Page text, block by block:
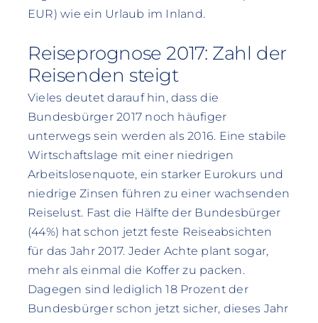
EUR) wie ein Urlaub im Inland.
Reiseprognose 2017: Zahl der
Reisenden steigt
Vieles deutet darauf hin, dass die
Bundesbürger 2017 noch häufiger
unterwegs sein werden als 2016. Eine stabile
Wirtschaftslage mit einer niedrigen
Arbeitslosenquote, ein starker Eurokurs und
niedrige Zinsen führen zu einer wachsenden
Reiselust. Fast die Hälfte der Bundesbürger
(44%) hat schon jetzt feste Reiseabsichten
für das Jahr 2017. Jeder Achte plant sogar,
mehr als einmal die Koffer zu packen.
Dagegen sind lediglich 18 Prozent der
Bundesbürger schon jetzt sicher, dieses Jahr